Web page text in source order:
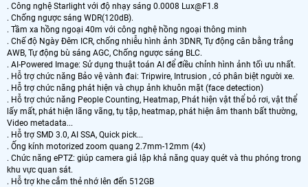
. Công nghệ Starlight với độ nhạy sáng 0.0008 Lux@F1.8
. Chống ngược sáng WDR(120dB).
. Tầm xa hồng ngoại 40m với công nghệ hồng ngoại thông minh
. Chế độ Ngày Đêm ICR, chống nhiễu hình ảnh 3DNR, Tự động cân bằng trắng
AWB, Tự động bù sáng AGC, Chống ngược sáng BLC.
. AI-Powered Image: Sử dụng thuật toán AI để điều chỉnh hình ảnh tối ưu nhất.
. Hỗ trợ chức năng Bảo vệ vành đai: Tripwire, Intrusion , có phân biệt người xe.
. Hỗ trợ chức năng phát hiện và chụp ảnh khuôn mặt (face detection)
. Hỗ trợ chức năng People Counting, Heatmap, Phát hiện vật thể bỏ rơi, vật thể
lấy mất, phát hiện lãng vãng, tụ tập, heatmap, phát hiện âm thanh bất thường,
Video metadata...
. Hỗ trợ SMD 3.0, AI SSA, Quick pick...
. Ống kính motorized zoom quang 2.7mm-12mm (4x)
. Chức năng ePTZ: giúp camera giả lập khả năng quay quét và thu phóng trong
khu vực quan sát.
. Hỗ trợ khe cắm thẻ nhớ lên đến 512GB